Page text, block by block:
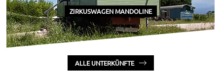
ZIRKUSWAGEN MANDOLINE
Heading
ALLE UNTERKÜNFTE